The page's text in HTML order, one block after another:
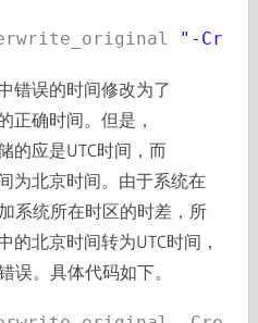
"-
错误的时间修改为了
正确时间。但是，
的应是UTC时间，而
为北京时间。由于系统在
系统所在时区的时差，所
的北京时间转为UTC时间，
误。具体代码如下。